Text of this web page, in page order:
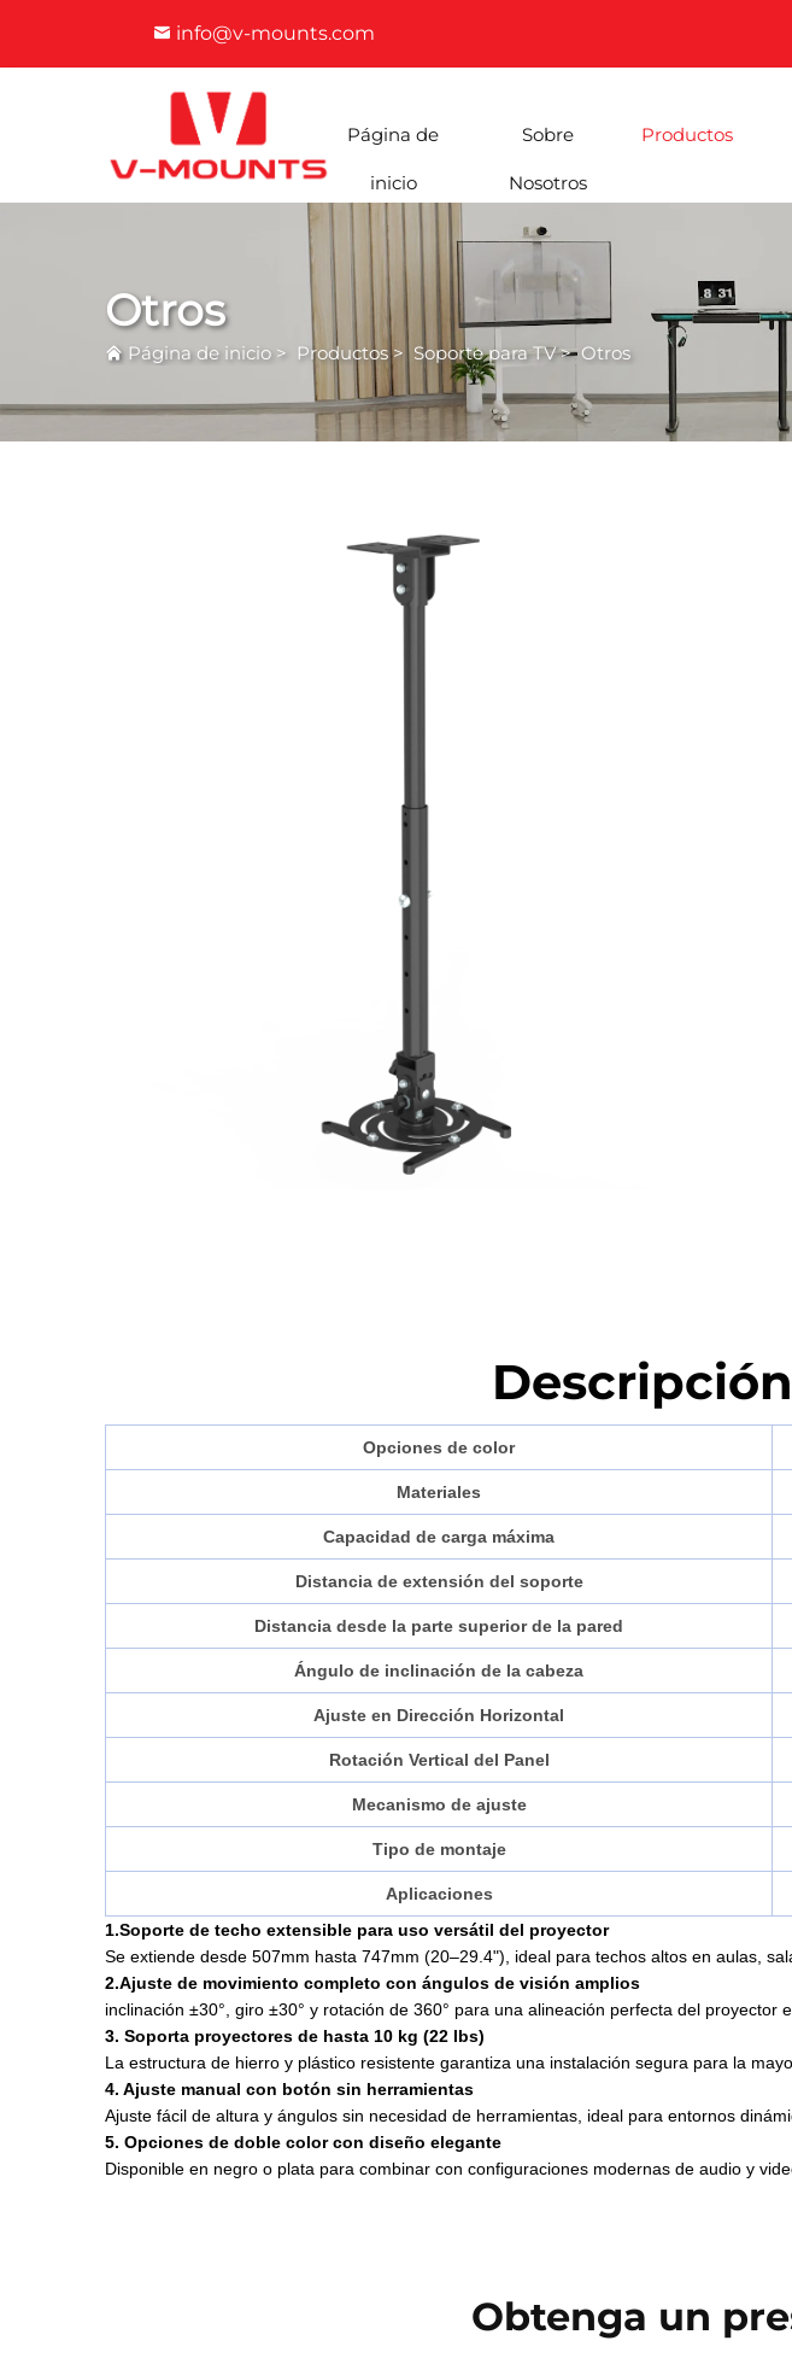
info@v-mounts.com
Página de
inicio
Sobre
Nosotros
Productos
Otros
Página de inicio > Productos> Soporte para TV> Otros
Opciones de color
Materiales
Capacidad de carga máxima
Distancia de extensión del soporte
Distancia desde la parte superior de la pared
Ángulo de inclinación de la cabeza
Ajuste en Dirección Horizontal
Rotación Vertical del Panel
Mecanismo de ajuste
Tipo de montaje
Aplicaciones
1.Soporte de techo extensible para uso versátil del proyector
Se extiende desde 507mm hasta 747mm (20–29.4"), ideal para techos altos en aulas,
2.Ajuste de movimiento completo con ángulos de visión amplios
inclinación ±30°, giro ±30° y rotación de 360° para una alineación perfecta del proyector
3. Soporta proyectores de hasta 10 kg (22 lbs)
La estructura de hierro y plástico resistente garantiza una instalación segura para la
4. Ajuste manual con botón sin herramientas
Ajuste fácil de altura y ángulos sin necesidad de herramientas, ideal para entornos
5. Opciones de doble color con diseño elegante
Disponible en negro o plata para combinar con configuraciones modernas de audio y
Obtenga un